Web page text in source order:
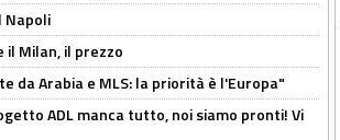
Napoli
Milan, il prezzo
da Arabia e MLS: la priorità è l'Europa"
ADL manca tutto, noi siamo pronti! Vi